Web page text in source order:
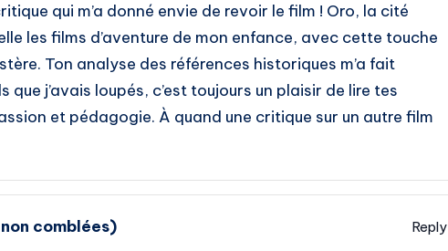
qui m’a donné envie de revoir le film ! Oro, la cité
les films d’aventure de mon enfance, avec cette touche
Ton analyse des références historiques m’a fait
j’avais loupés, c’est toujours un plaisir de lire tes
et pédagogie. À quand une critique sur un autre film
comblées)
Reply